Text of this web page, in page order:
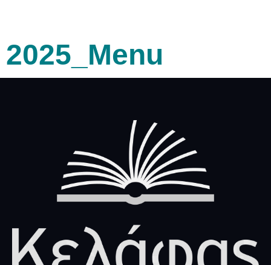
2025_Menu